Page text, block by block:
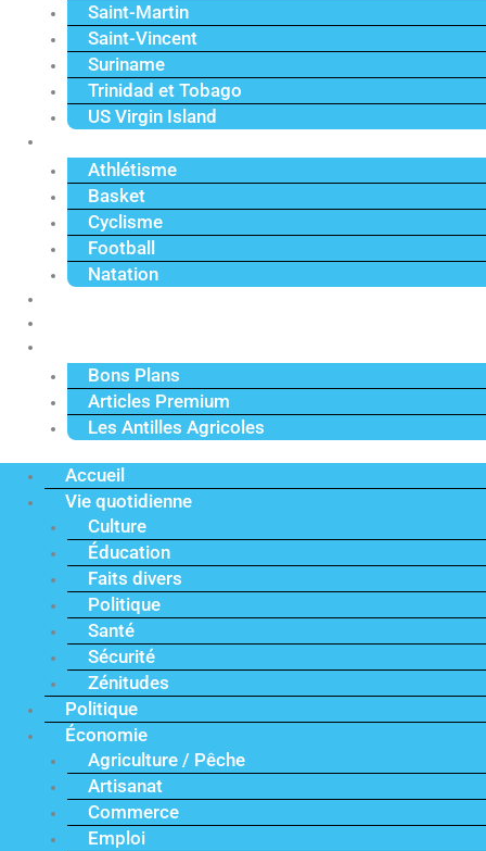
Saint-Martin
Saint-Vincent
Suriname
Trinidad et Tobago
US Virgin Island
Athlétisme
Basket
Cyclisme
Football
Natation
Bons Plans
Articles Premium
Les Antilles Agricoles
Accueil
Vie quotidienne
Culture
Éducation
Faits divers
Politique
Santé
Sécurité
Zénitudes
Politique
Économie
Agriculture / Pêche
Artisanat
Commerce
Emploi